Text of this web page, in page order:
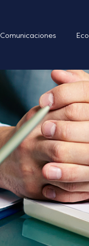
Comunicaciones